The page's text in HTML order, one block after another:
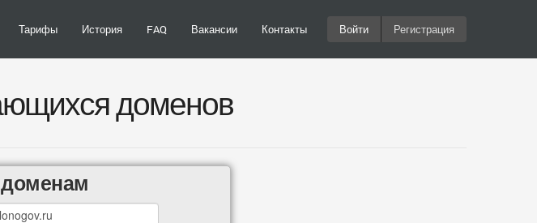
Тарифы История FAQ Вакансии Контакты Войти Регистрация
доменов